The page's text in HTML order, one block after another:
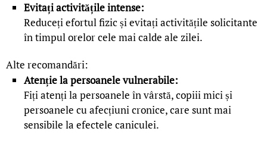
Evitați activitățile intense:
Reduceți efortul fizic și evitați activitățile solicitante
în timpul orelor cele mai calde ale zilei.
Alte recomandări:
Atenție la persoanele vulnerabile:
Fiți atenți la persoanele în vârstă, copiii mici și
persoanele cu afecțiuni cronice, care sunt mai
sensibile la efectele caniculei.